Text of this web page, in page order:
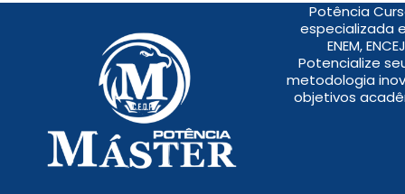
Potência
especializada
ENEM,
Potencialize
metodologia
objetivos